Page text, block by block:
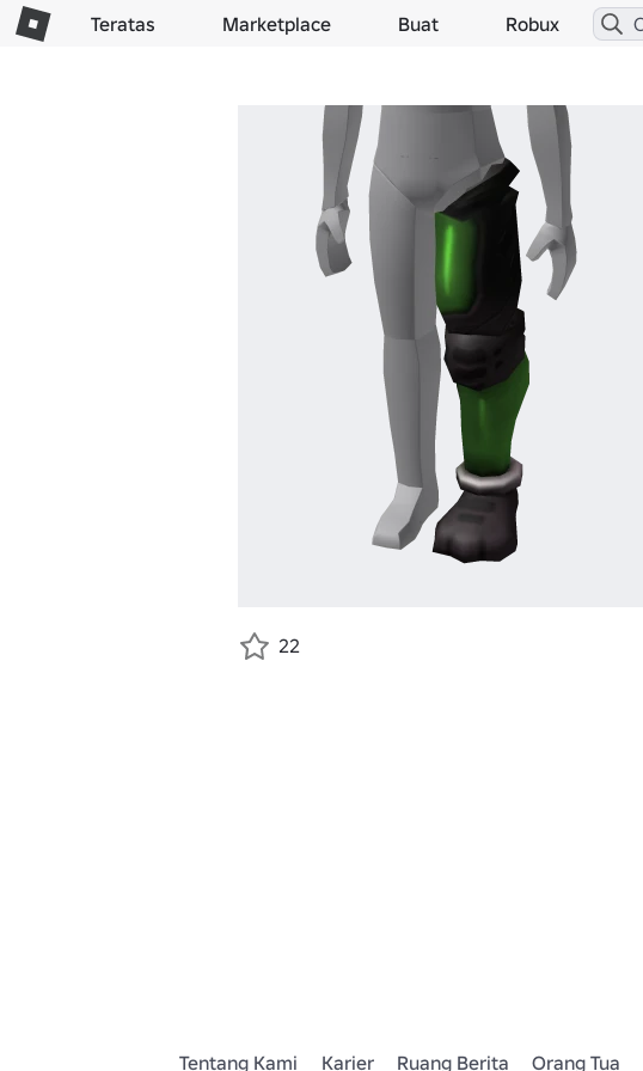
Teratas Marketplace Buat Robux
22
Tentang Kami Karier Ruang Berita Orang Tua